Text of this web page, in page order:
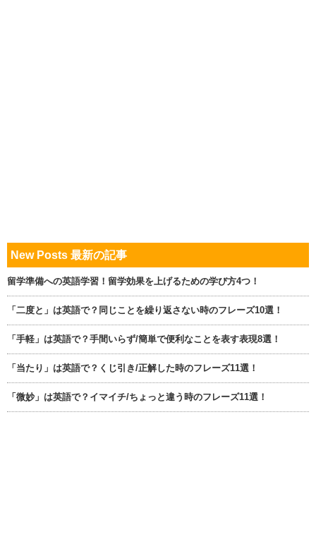
New Posts 最新の記事
留学準備への英語学習！留学効果を上げるための学び方4つ！
「二度と」は英語で？同じことを繰り返さない時のフレーズ10選！
「手軽」は英語で？手間いらず/簡単で便利なことを表す表現8選！
「当たり」は英語で？くじ引き/正解した時のフレーズ11選！
「微妙」は英語で？イマイチ/ちょっと違う時のフレーズ11選！